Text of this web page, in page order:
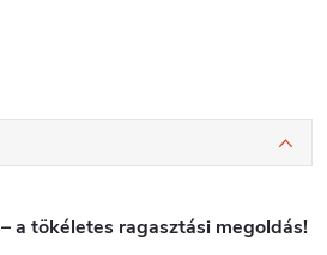
– a tökéletes ragasztási megoldás!